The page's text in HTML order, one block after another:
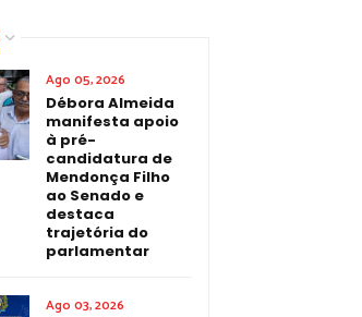
Ago 05, 2026
Débora Almeida
manifesta apoio
à pré-
candidatura de
Mendonça Filho
ao Senado e
destaca
trajetória do
parlamentar
Ago 03, 2026